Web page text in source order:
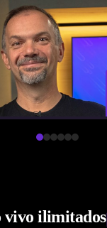
vivo ilimitados